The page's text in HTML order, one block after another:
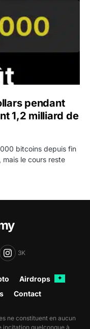
pendant
1,2 milliard de
bitcoins depuis fin
mais le cours reste
3K
Airdrops ✦
Contact
ne constituent en aucun
incitation quelconque à